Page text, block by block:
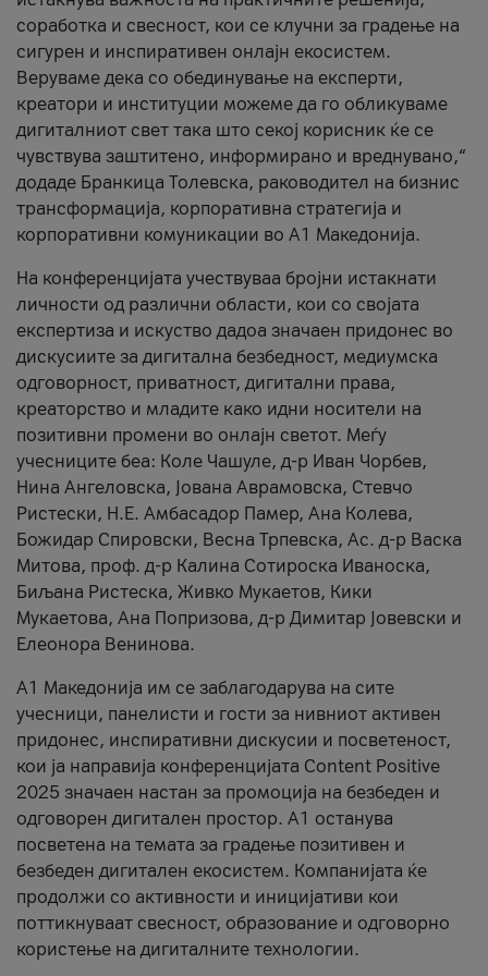
соработка и свесност, кои се клучни за градење на
сигурен и инспиративен онлајн екосистем.
Веруваме дека со обединување на експерти,
креатори и институции можеме да го обликуваме
дигиталниот свет така што секој корисник ќе се
чувствува заштитено, информирано и вреднувано,“
додаде Бранкица Толевска, раководител на бизнис
трансформација, корпоративна стратегија и
корпоративни комуникации во А1 Македонија.
На конференцијата учествуваа бројни истакнати
личности од различни области, кои со својата
експертиза и искуство дадоа значаен придонес во
дискусиите за дигитална безбедност, медиумска
одговорност, приватност, дигитални права,
креаторство и младите како идни носители на
позитивни промени во онлајн светот. Меѓу
учесниците беа: Коле Чашуле, д-р Иван Чорбев,
Нина Ангеловска, Јована Аврамовска, Стевчо
Ристески, Н.Е. Амбасадор Памер, Ана Колева,
Божидар Спировски, Весна Трпевска, Ас. д-р Васка
Митова, проф. д-р Калина Сотироска Иваноска,
Биљана Ристеска, Живко Мукаетов, Кики
Мукаетова, Ана Попризова, д-р Димитар Јовевски и
Елеонора Венинова.
А1 Македонија им се заблагодарува на сите
учесници, панелисти и гости за нивниот активен
придонес, инспиративни дискусии и посветеност,
кои ја направија конференцијата Content Positive
2025 значаен настан за промоција на безбеден и
одговорен дигитален простор. А1 останува
посветена на темата за градење позитивен и
безбеден дигитален екосистем. Компанијата ќе
продолжи со активности и иницијативи кои
поттикнуваат свесност, образование и одговорно
користење на дигиталните технологии.